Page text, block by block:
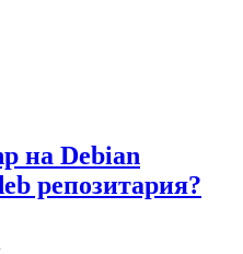
на Debian
репозитария?